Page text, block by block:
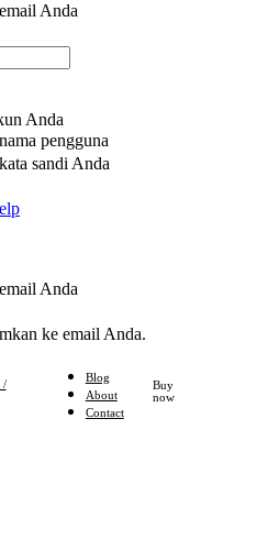
email Anda
Anda
nama pengguna
kata sandi Anda
email Anda
ke email Anda.
/
Blog
About
Contact
Buy
now